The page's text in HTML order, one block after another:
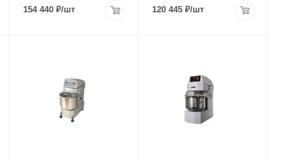
154 440₽/шт 120 445 ₽/шт